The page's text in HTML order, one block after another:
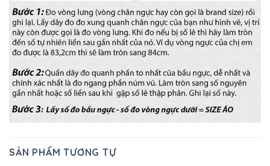
SẢN PHẨM TƯƠNG TỰ